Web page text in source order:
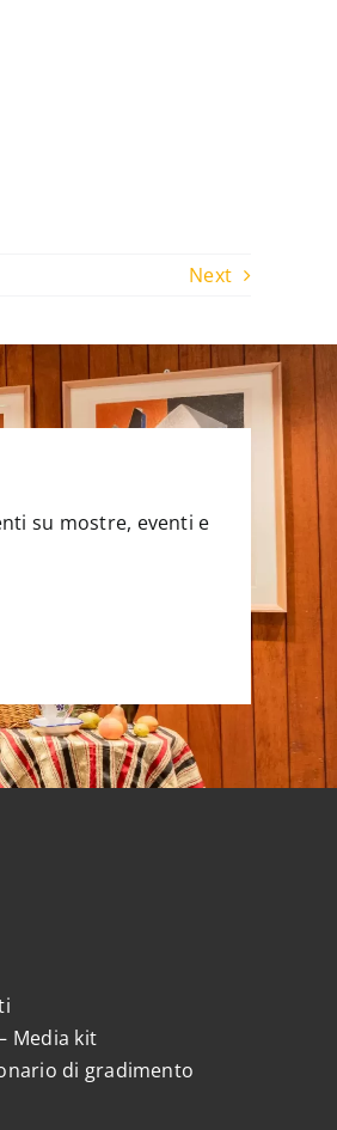
Next
su mostre, eventi e
Media kit
di gradimento